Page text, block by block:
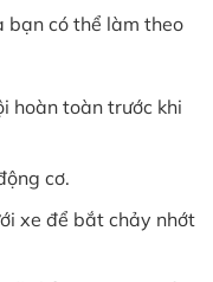
bạn có thể làm theo
hoàn toàn trước khi
cơ.
xe để bắt chảy nhớt